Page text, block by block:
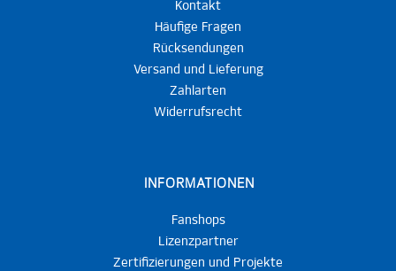
Kontakt
Häufige Fragen
Rücksendungen
Versand und Lieferung
Zahlarten
Widerrufsrecht
INFORMATIONEN
Fanshops
Lizenzpartner
Zertifizierungen und Projekte